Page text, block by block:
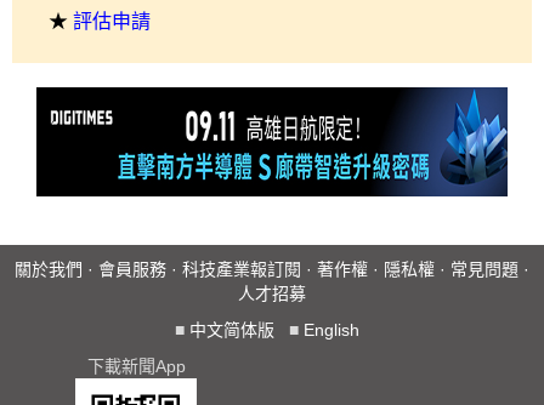
★ 評估申請
關於我們 · 會員服務 · 科技產業報訂閱 · 著作權 · 隱私權 · 常見問題 ·
人才招募
■ 中文简体版 ■ English
下載新聞App